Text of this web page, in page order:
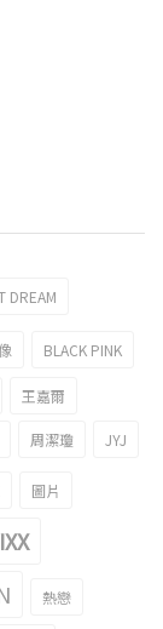
DREAM
BLACK PINK
王嘉爾
周潔瓊 JYJ
圖片
熱戀